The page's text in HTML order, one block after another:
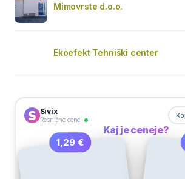
Mimovrste d.o.o.
Ekoefekt Tehniški center
Sivix
Resnične cene
Kaj je ceneje?
1,29 €